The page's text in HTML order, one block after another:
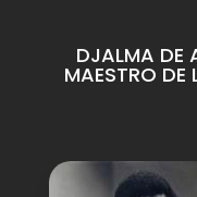
DJALMA DE
MAESTRO DE